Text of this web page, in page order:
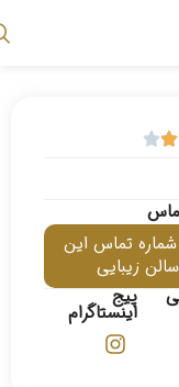
تماس این
سالن زیبایی
پیج
اینستاگرام